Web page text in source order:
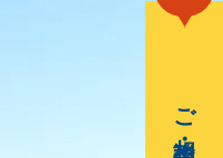
ご相談・査定